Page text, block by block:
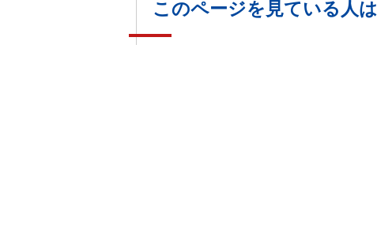
このページを見ている人は